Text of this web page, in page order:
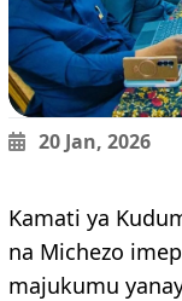
20 Jan, 2026
Kamati ya
na Michezo
majukumu